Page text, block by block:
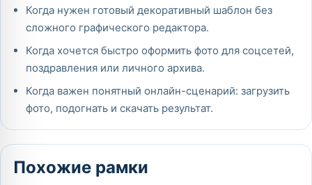
Когда нужен готовый декоративный шаблон без
сложного графического редактора.
Когда хочется быстро оформить фото для соцсетей,
поздравления или личного архива.
Когда важен понятный онлайн-сценарий: загрузить
фото, подогнать и скачать результат.
Похожие рамки